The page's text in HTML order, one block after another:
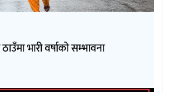
भारी वर्षाको सम्भावना